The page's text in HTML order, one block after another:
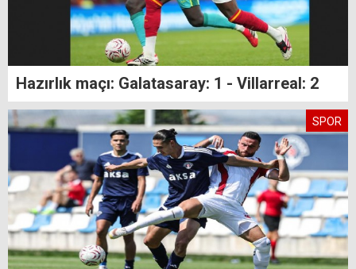
Hazırlık maçı: Galatasaray: 1 - Villarreal: 2
SPOR